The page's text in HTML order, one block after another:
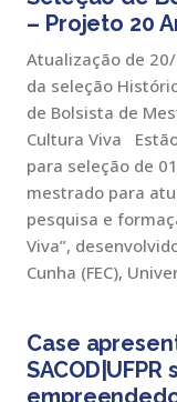
– Projeto 20
Atualização de
da seleção
de Bolsista de
Cultura Viva
para seleção de
mestrado para
pesquisa e
Viva”,
Cunha (FEC),
Case
SACOD|UFPR